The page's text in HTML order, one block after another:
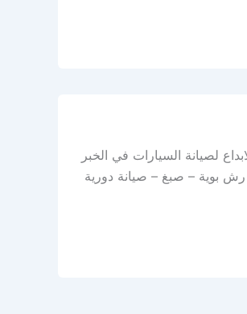
لصيانة السيارات في الخبر
بوية – صبغ – صيانة دورية